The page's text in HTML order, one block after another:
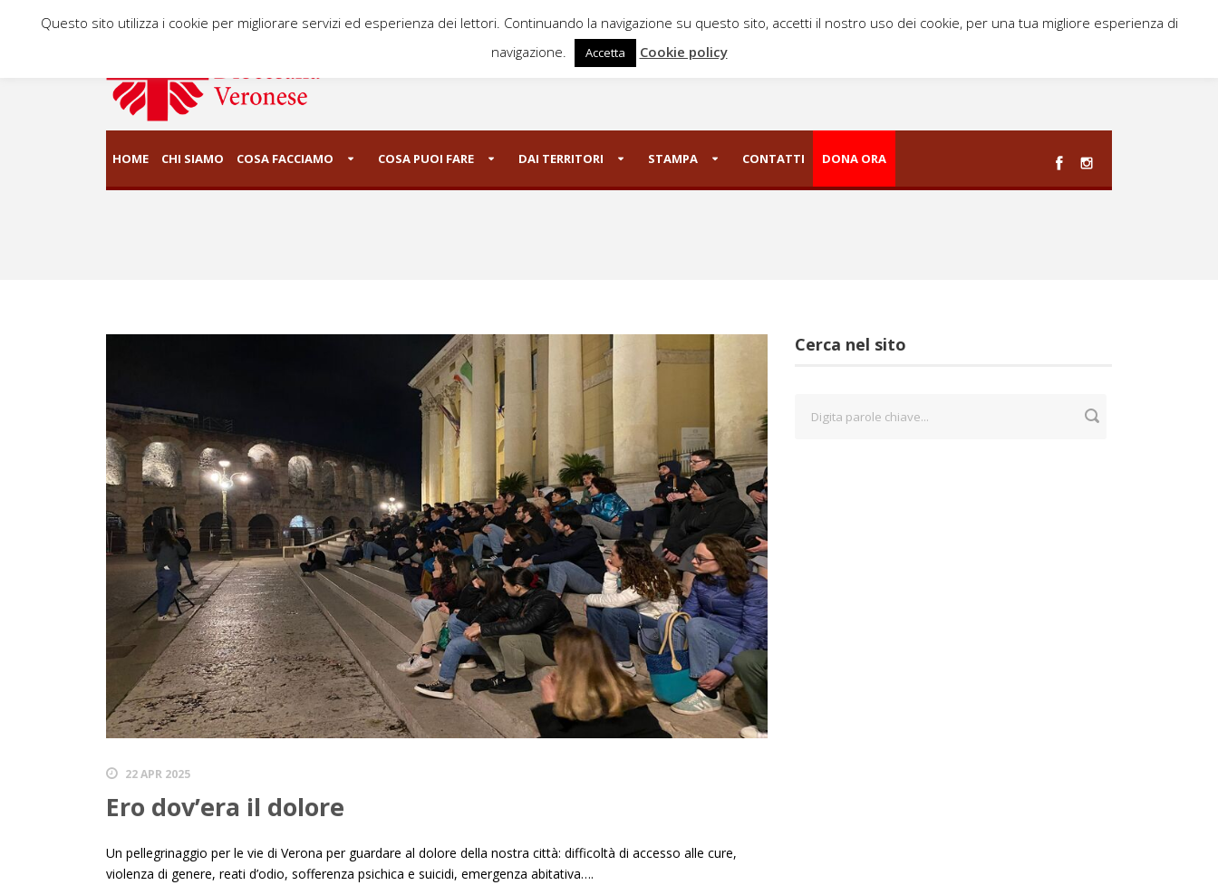
HOME CHI SIAMO COSA FACCIAMO COSA PUOI FARE DAI TERRITORI STAMPA CONTATTI DONA ORA
22 APR 2025
Ero dov’era il dolore
Un pellegrinaggio per le vie di Verona per guardare al dolore della nostra città: difficoltà di accesso alle cure,
violenza di genere, reati d’odio, sofferenza psichica e suicidi, emergenza abitativa….
Cerca nel sito
Questo sito utilizza i cookie per migliorare servizi ed esperienza dei lettori. Continuando la navigazione su questo sito, accetti il nostro uso dei cookie, per una tua migliore esperienza di
navigazione.
Accetta Cookie policy